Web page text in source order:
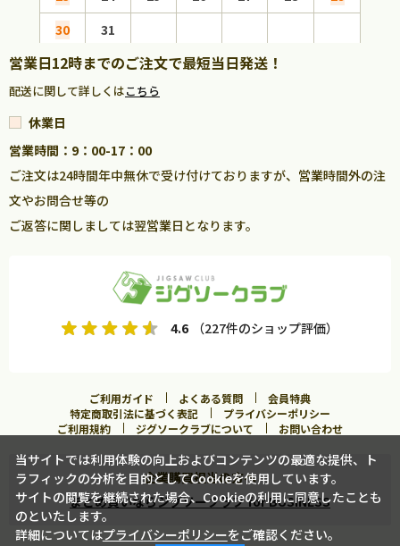
30
31
営業日12時までのご注文で最短当日発送！
配送に関して詳しくはこちら
休業日
営業時間：9：00-17：00
ご注文は24時間年中無休で受け付けておりますが、営業時間外の注
文やお問合せ等の
ご返答に関しましては翌営業日となります。
4.6 （227件のショップ評価）
ご利用ガイド よくある質問
会員特典
特定商取引法に基づく表記
プライバシーポリシー
ご利用規約
ジグソークラブについて お問い合わせ
企業購買担当の方へ
まとめ買いならジグソークラブ for BUSINESS
当サイトでは利用体験の向上およびコンテンツの最適な提供、ト
ラフィックの分析を目的としてCookieを使用しています。
サイトの閲覧を継続された場合、Cookieの利用に同意したことも
のといたします。
詳細についてはプライバシーポリシーをご確認ください。